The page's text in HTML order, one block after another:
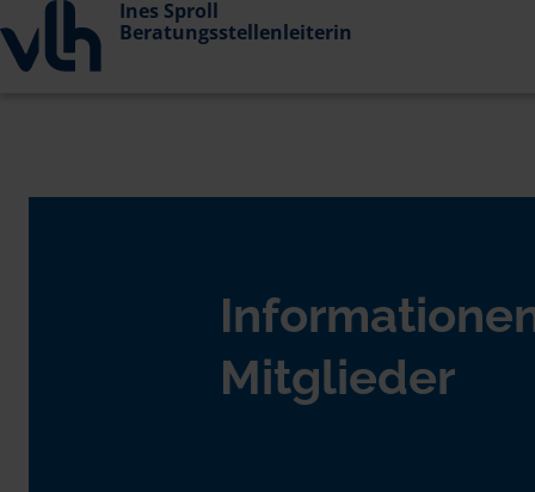
Ines Sproll
Beratungsstellenleiterin
Mitglieder